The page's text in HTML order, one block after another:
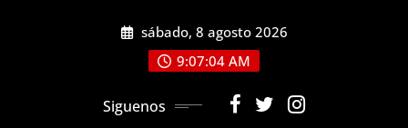
sábado, 8 agosto 2026
9:07:05 AM
Siguenos